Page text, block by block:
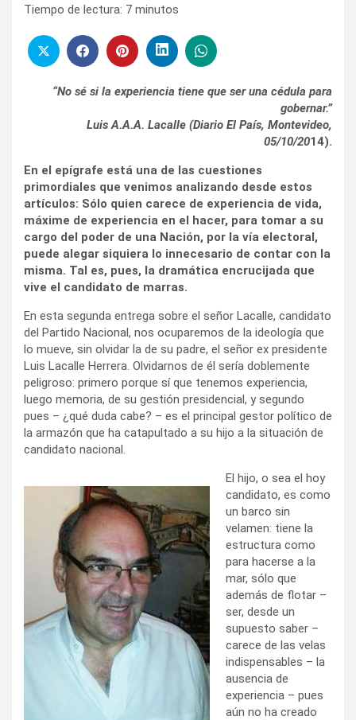
Tiempo de lectura: 7 minutos
“No sé si la experiencia tiene que ser una cédula para
gobernar.”
Luis A.A.A. Lacalle (Diario El País, Montevideo,
05/10/2014).
En el epígrafe está una de las cuestiones
primordiales que venimos analizando desde estos
artículos: Sólo quien carece de experiencia de vida,
máxime de experiencia en el hacer, para tomar a su
cargo del poder de una Nación, por la vía electoral,
puede alegar siquiera lo innecesario de contar con la
misma. Tal es, pues, la dramática encrucijada que
vive el candidato de marras.
En esta segunda entrega sobre el señor Lacalle, candidato
del Partido Nacional, nos ocuparemos de la ideología que
lo mueve, sin olvidar la de su padre, el señor ex presidente
Luis Lacalle Herrera. Olvidarnos de él sería doblemente
peligroso: primero porque sí que tenemos experiencia,
luego memoria, de su gestión presidencial, y segundo
pues – ¿qué duda cabe? – es el principal gestor político de
la armazón que ha catapultado a su hijo a la situación de
candidato nacional.
El hijo, o sea el hoy
candidato, es como
un barco sin
velamen: tiene la
estructura como
para hacerse a la
mar, sólo que
además de flotar –
ser, desde un
supuesto saber –
carece de las velas
indispensables – la
ausencia de
experiencia – pues
aún no ha creado